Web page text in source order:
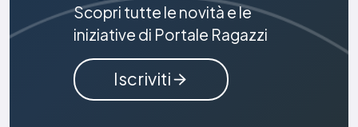
Scopri tutte le novità e le
iniziative di Portale Ragazzi
Iscriviti